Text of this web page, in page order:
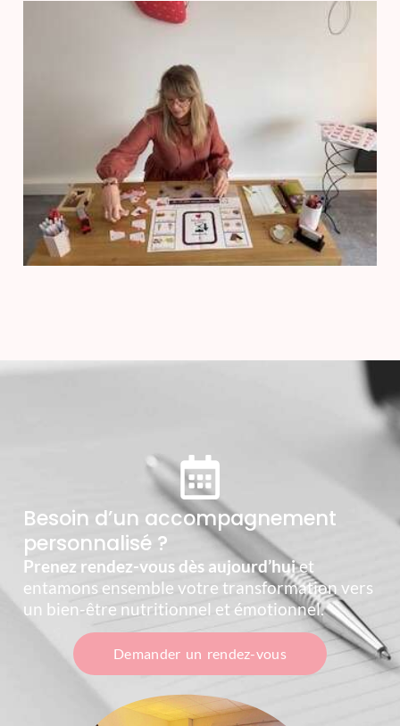
Besoin d’un accompagnement
personnalisé ?
Prenez rendez-vous dès aujourd’huiet
entamons ensemble votre transformation vers
un bien-être nutritionnel et émotionnel.
Demander un rendez-vous